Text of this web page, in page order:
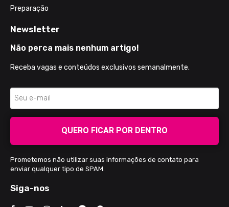
Preparação
Newsletter
Não perca mais nenhum artigo!
Receba vagas e conteúdos exclusivos semanalmente.
QUERO FICAR POR DENTRO
Prometemos não utilizar suas informações de contato para
enviar qualquer tipo de SPAM.
Siga-nos